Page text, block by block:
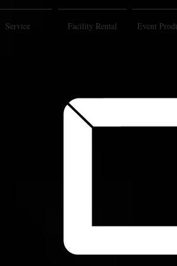
Service Facility Rental Event